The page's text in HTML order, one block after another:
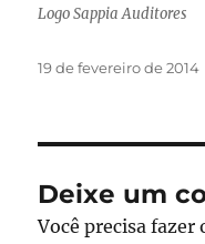
Logo Sappia Auditores
Publicado
19 de fevereiro de 2014
Deixe um
Você precisa fazer